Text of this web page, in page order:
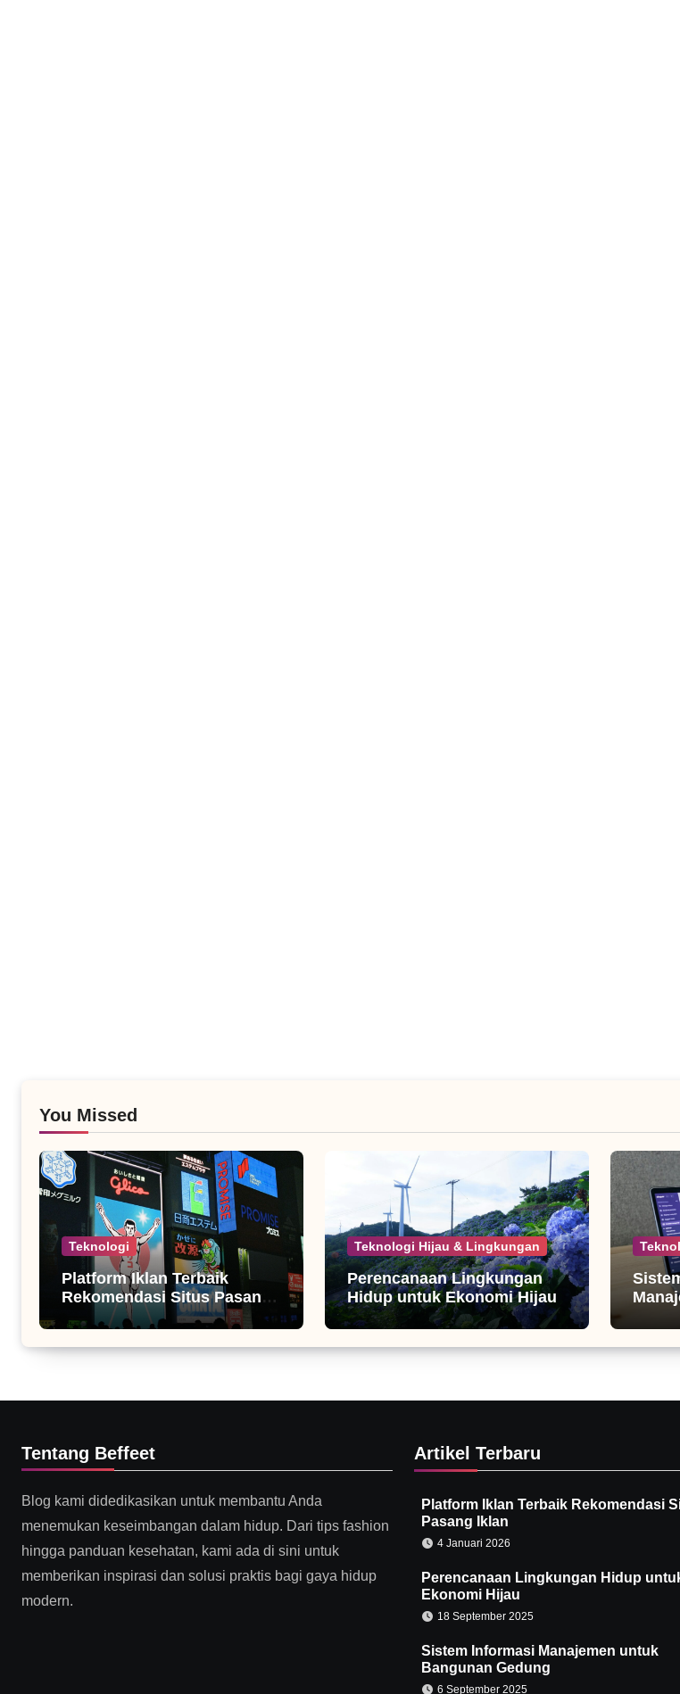
You Missed
Teknologi
Platform Iklan Terbaik
Rekomendasi Situs Pasang
Iklan
Teknologi Hijau & Lingkungan
Perencanaan Lingkungan
Hidup untuk Ekonomi Hijau
Tentang Beffeet
Blog kami didedikasikan untuk membantu Anda
menemukan keseimbangan dalam hidup. Dari tips fashion
hingga panduan kesehatan, kami ada di sini untuk
memberikan inspirasi dan solusi praktis bagi gaya hidup
modern.
Artikel Terbaru
Platform Iklan Terbaik Rekomendasi
Pasang Iklan
4 Januari 2026
Perencanaan Lingkungan Hidup
Ekonomi Hijau
18 September 2025
Sistem Informasi Manajemen untuk
Bangunan Gedung
6 September 2025